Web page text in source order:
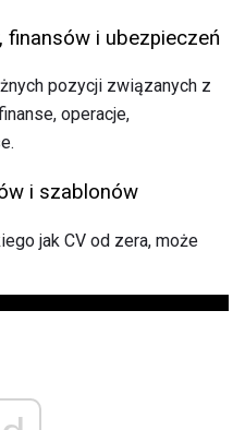
finansów i ubezpieczeń
pozycji związanych z
operacje,
i szablonów
jak CV od zera, może